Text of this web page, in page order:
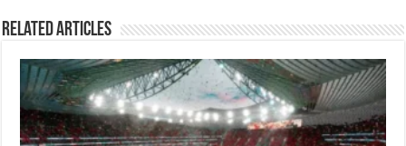
Related Articles